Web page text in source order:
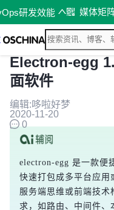
研发效能 媒体矩
Electron-egg
面软件
编辑:哆啦好梦
2020-11-20
0
electron-egg 是一款便
快速打包成多平台应用
服务端思维或前端技术
求，如路由、中间件、